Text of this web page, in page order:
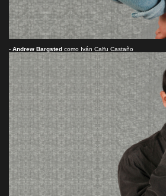
- Andrew Bargsted como Iván Calfu Castaño